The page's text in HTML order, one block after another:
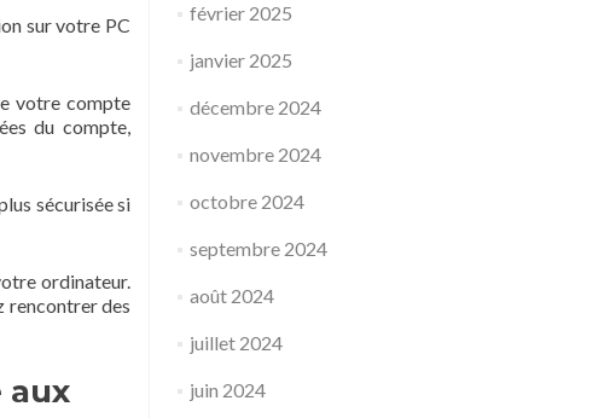
sur votre PC
votre compte
du compte,
sécurisée si
ordinateur.
rencontrer des
aux
février 2025
janvier 2025
décembre 2024
novembre 2024
octobre 2024
septembre 2024
août 2024
juillet 2024
juin 2024